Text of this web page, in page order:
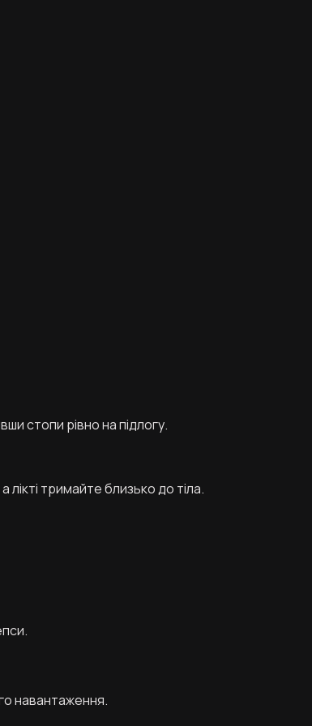
стопи рівно на підлогу.
тримайте близько до тіла.
навантаження.